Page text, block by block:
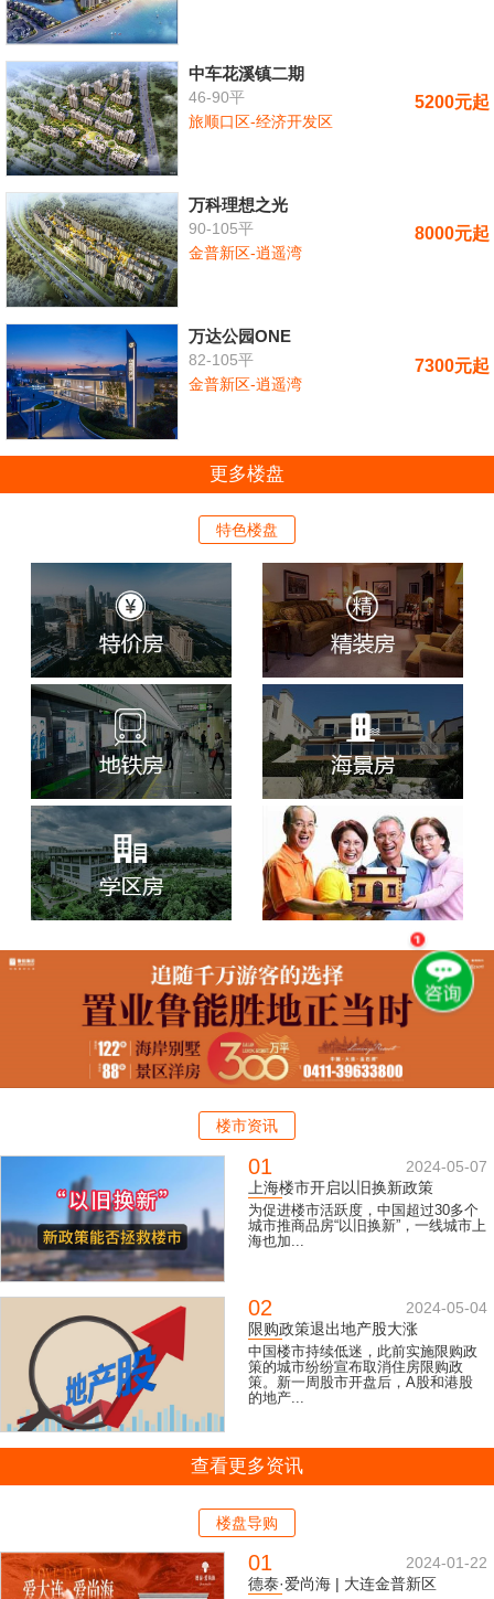
中车花溪镇二期
46-90平
旅顺口区-经济开发区
5200元起
万科理想之光
90-105平
金普新区-逍遥湾
8000元起
万达公园ONE
82-105平
金普新区-逍遥湾
7300元起
更多楼盘
特色楼盘
楼市资讯
01
2024-05-07
上海楼市开启以旧换新政策
为促进楼市活跃度，中国超过30多个
城市推商品房“以旧换新”，一线城市上
海也加...
02
2024-05-04
限购政策退出地产股大涨
中国楼市持续低迷，此前实施限购政
策的城市纷纷宣布取消住房限购政
策。新一周股市开盘后，A股和港股
的地产...
查看更多资讯
楼盘导购
01
2024-01-22
德泰·爱尚海 | 大连金普新区